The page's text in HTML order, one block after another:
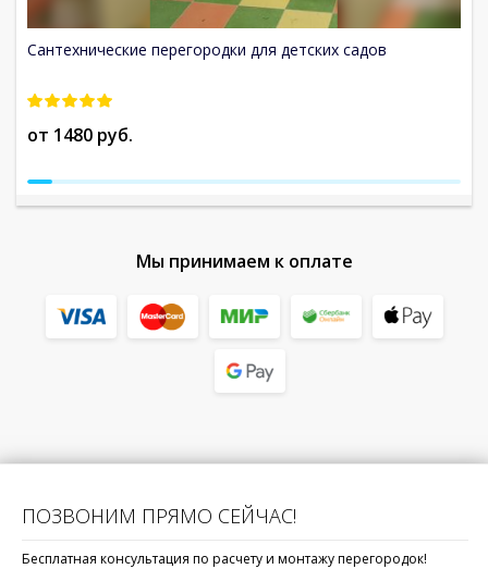
Сантехнические перегородки для детских садов
от 1480 руб.
Мы принимаем к оплате
ПОЗВОНИМ ПРЯМО СЕЙЧАС!
Бесплатная консультация по расчету и монтажу перегородок!